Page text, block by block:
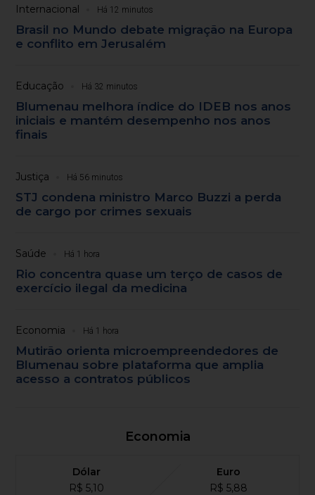
Internacional Há 12 minutos
Brasil no Mundo debate migração na Europa
e conflito em Jerusalém
Educação Há 32 minutos
Blumenau melhora índice do IDEB nos anos
iniciais e mantém desempenho nos anos
finais
Justiça Há 56 minutos
STJ condena ministro Marco Buzzi a perda
de cargo por crimes sexuais
Saúde Há 1 hora
Rio concentra quase um terço de casos de
exercício ilegal da medicina
Economia Há 1 hora
Mutirão orienta microempreendedores de
Blumenau sobre plataforma que amplia
acesso a contratos públicos
Economia
Dólar
R$ 5,10
Euro
R$ 5,88